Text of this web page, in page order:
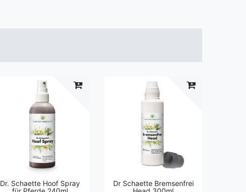
Dr. Schaette Hoof Spray
Dr Schaette Bremsenfrei